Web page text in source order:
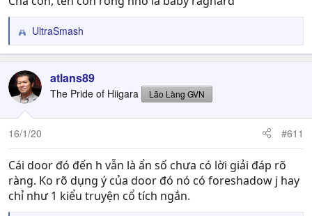
R
e
c
t
i
o
n
s
UltraSmash
atlans89
The Pride of Hiigara Lão Làng GVN
16/1/20 #611
Cái door đó đến h vẫn là ẩn số chưa có lời giải đáp rõ
ràng. Ko rõ dụng ý của door đó nó có foreshadow j hay
chỉ như 1 kiểu truyện cổ tích ngắn.